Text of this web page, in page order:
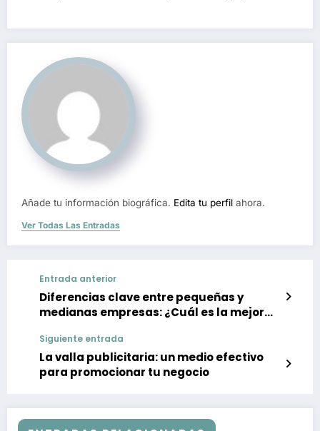
Añade tu información biográfica. Edita tu perfil ahora.
Ver Todas Las Entradas
Entrada anterior
Diferencias clave entre pequeñas y
medianas empresas: ¿Cuál es la mejor
Siguiente entrada
La valla publicitaria: un medio efectivo
para promocionar tu negocio